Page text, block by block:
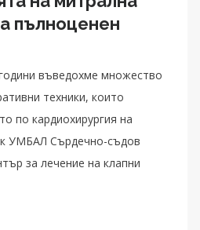
пълноценен
въведохме множество
техники, които
по кардиохирургия на
УМБАЛ Сърдечно-съдов
за лечение на клапни